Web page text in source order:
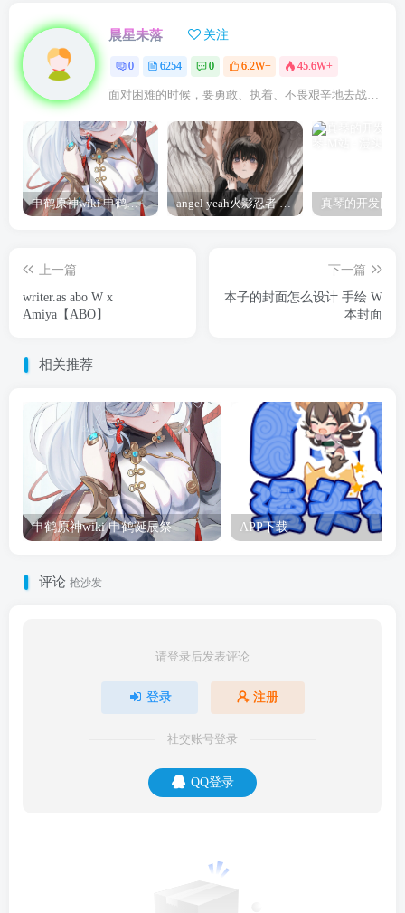
晨星未落 关注
0 6254 0 6.2W+ 45.6W+
面对困难的时候，要勇敢、执着、不畏艰辛地去战胜它
申鹤原神wiki 申鹤诞辰祭 angel yeah火影忍者 Angel
上一篇
writer.as abo W x
Amiya【ABO】
下一篇
本子的封面怎么设计 手绘 W
本封面
相关推荐
申鹤原神wiki 申鹤诞辰祭 APP下载
评论 抢沙发
请登录后发表评论
登录 注册
社交账号登录
QQ登录